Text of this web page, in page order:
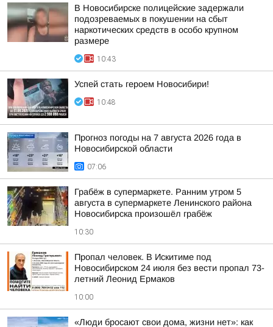
В Новосибирске полицейские задержали
подозреваемых в покушении на сбыт
наркотических средств в особо крупном
размере
10:43
Успей стать героем Новосибири!
10:48
Прогноз погоды на 7 августа 2026 года в
Новосибирской области
07:06
Грабёж в супермаркете. Ранним утром 5
августа в супермаркете Ленинского района
Новосибирска произошёл грабёж
10:30
Пропал человек. В Искитиме под
Новосибирском 24 июля без вести пропал 73-
летний Леонид Ермаков
10:00
«Люди бросают свои дома, жизни нет»: как